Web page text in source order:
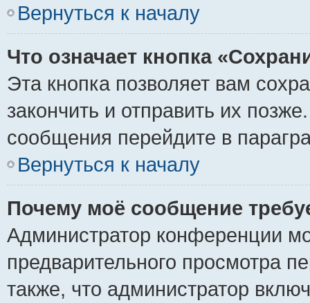
Вернуться к началу
Что означает кнопка
Эта кнопка позволяет вам
закончить и отправить их
сообщения перейдите в
Вернуться к началу
Почему моё сообщение
Администратор конференции
предварительного просмотра
также, что администратор